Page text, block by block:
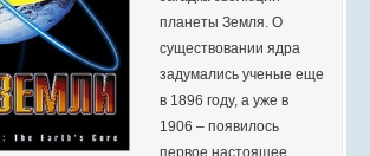
планеты Земля. О
существовании ядра
задумались ученые еще
в 1896 году, а уже в
1906 – появилось
первое настоящее